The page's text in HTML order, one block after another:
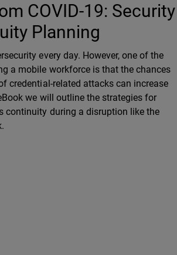
COVID-19: Security
Planning
every day. However, one of the
a mobile workforce is that the chances
credential-related attacks can increase
we will outline the strategies for
continuity during a disruption like the